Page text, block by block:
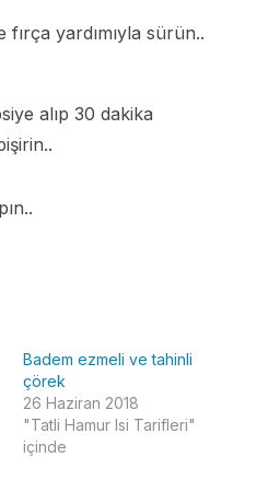
yardımıyla sürün..
alıp 30 dakika
Badem ezmeli ve tahinli
çörek
26 Haziran 2018
"Tatli Hamur Isi Tarifleri"
içinde